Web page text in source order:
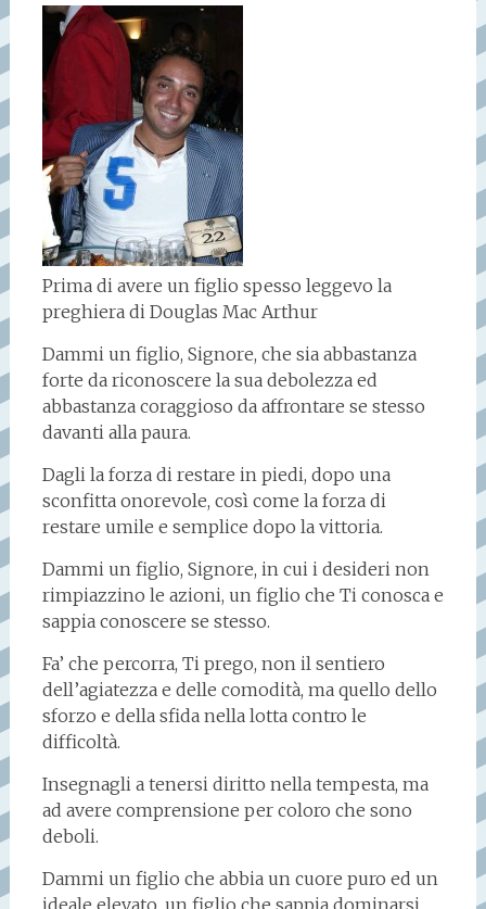
Prima di avere un figlio spesso leggevo la
preghiera di Douglas Mac Arthur
Dammi un figlio, Signore, che sia abbastanza
forte da riconoscere la sua debolezza ed
abbastanza coraggioso da affrontare se stesso
davanti alla paura.
Dagli la forza di restare in piedi, dopo una
sconfitta onorevole, così come la forza di
restare umile e semplice dopo la vittoria.
Dammi un figlio, Signore, in cui i desideri non
rimpiazzino le azioni, un figlio che Ti conosca e
sappia conoscere se stesso.
Fa’ che percorra, Ti prego, non il sentiero
dell’agiatezza e delle comodità, ma quello dello
sforzo e della sfida nella lotta contro le
difficoltà.
Insegnagli a tenersi diritto nella tempesta, ma
ad avere comprensione per coloro che sono
deboli.
Dammi un figlio che abbia un cuore puro ed un